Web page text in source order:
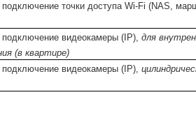
подключение точки доступа Wi-Fi (NAS,
подключение видеокамеры (IP),для
(в квартире)
подключение видеокамеры (IP),